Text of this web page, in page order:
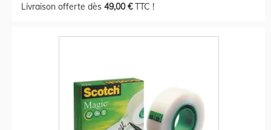
Livraison offerte dès 49,00 €TTC !